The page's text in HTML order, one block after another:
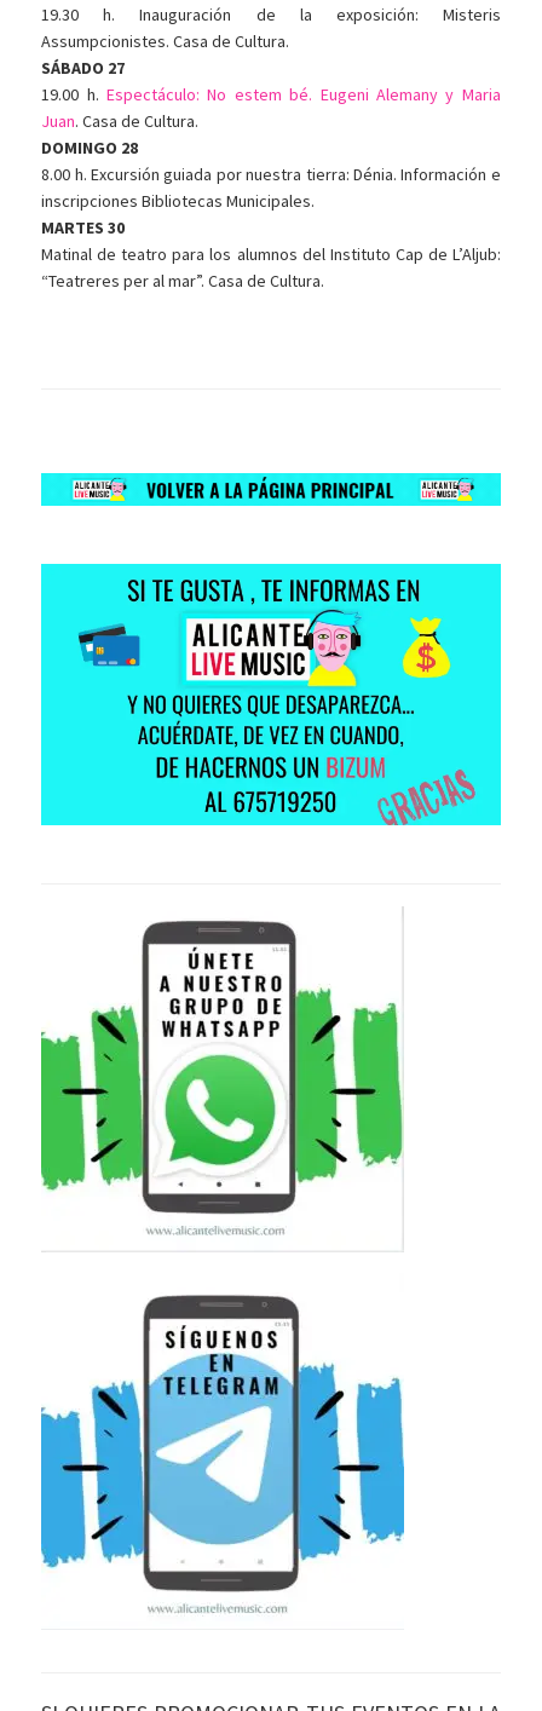
19.30 h. Inauguración de la exposición: Misteris
Assumpcionistes. Casa de Cultura.
SÁBADO 27
19.00 h.Espectáculo: No estem bé. Eugeni Alemany y Maria
Juan. Casa de Cultura.
DOMINGO 28
8.00 h. Excursión guiada por nuestra tierra: Dénia. Información e
inscripciones Bibliotecas Municipales.
MARTES 30
Matinal de teatro para los alumnos del Instituto Cap de L’Aljub:
“Teatreres per al mar”. Casa de Cultura.